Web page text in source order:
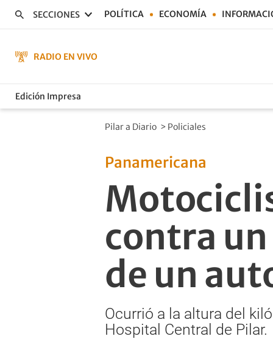
SECCIONES POLÍTICA ECONOMÍA
RADIO EN VIVO
Edición Impresa
Pilar a Diario > Policiales
Panamericana
contra
de un
Ocurrió a la altura del
Hospital Central de Pilar.